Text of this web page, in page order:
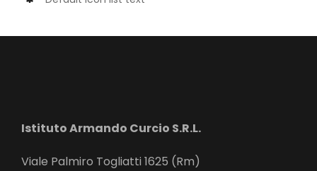
Istituto Armando Curcio S.R.L.
Viale Palmiro Togliatti 1625 (Rm)